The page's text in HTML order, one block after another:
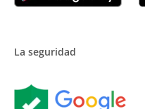
La seguridad